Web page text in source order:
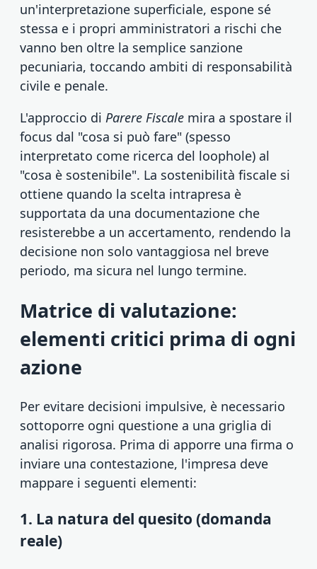
un'interpretazione superficiale, espone sé
stessa e i propri amministratori a rischi che
vanno ben oltre la semplice sanzione
pecuniaria, toccando ambiti di responsabilità
civile e penale.
L'approccio di Parere Fiscale mira a spostare il
focus dal "cosa si può fare" (spesso
interpretato come ricerca del loophole) al
"cosa è sostenibile". La sostenibilità fiscale si
ottiene quando la scelta intrapresa è
supportata da una documentazione che
resisterebbe a un accertamento, rendendo la
decisione non solo vantaggiosa nel breve
periodo, ma sicura nel lungo termine.
Matrice di valutazione:
elementi critici prima di ogni
azione
Per evitare decisioni impulsive, è necessario
sottoporre ogni questione a una griglia di
analisi rigorosa. Prima di apporre una firma o
inviare una contestazione, l'impresa deve
mappare i seguenti elementi:
1. La natura del quesito (domanda
reale)